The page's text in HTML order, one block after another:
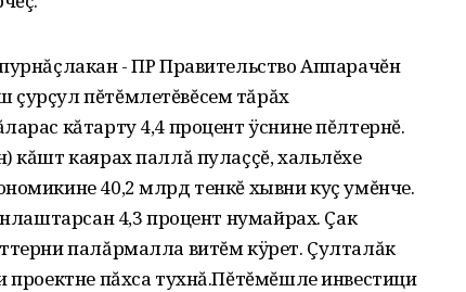
- ПР Правительство Аппарачĕн
пĕтĕмлетĕвĕсем тăрăх
кăтарту 4,4 процент ÿснине пĕлтернĕ.
кăшт каярах паллă пулаççĕ, хальлĕхе
40,2 млрд тенкĕ хывни куç умĕнче.
4,3 процент нумайрах. Çак
палăрмалла витĕм кÿрет. Çулталăк
проектне пăхса тухнă.Пĕтĕмĕшле инвестици